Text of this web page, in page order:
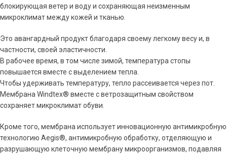
блокирующая ветер и воду и сохраняющая неизменным
микроклимат между кожей и тканью.
Это авангардный продукт благодаря своему легкому весу и, в
частности, своей эластичности.
В рабочее время, в том числе зимой, температура стопы
повышается вместе с выделением тепла.
Чтобы удерживать температуру, тепло рассеивается через пот.
Мембрана Windtex® вместе с ветрозащитным свойством
сохраняет микроклимат обуви.
Кроме того, мембрана использует инновационную антимикробную
технологию Aegis®, антимикробную обработку, отделяющую и
разрушающую клеточную мембрану микроорганизмов, подавляя